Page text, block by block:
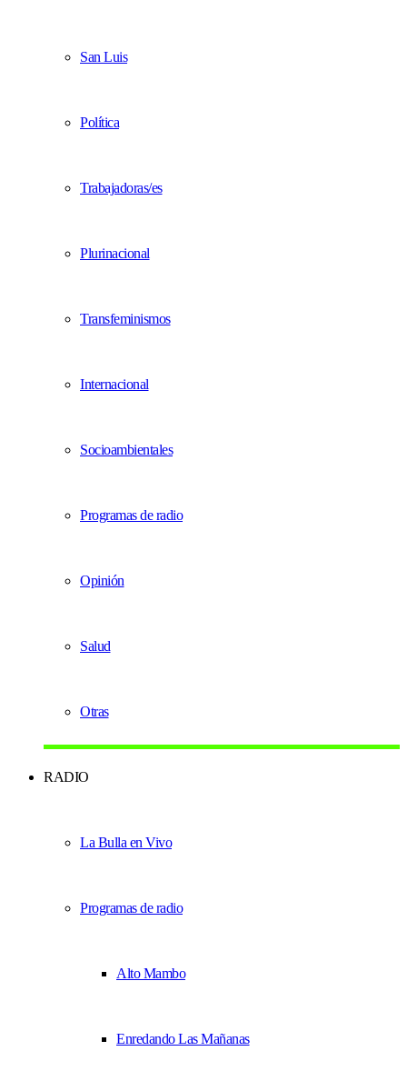
San Luis
Política
Trabajadoras/es
Plurinacional
Transfeminismos
Internacional
Socioambientales
Programas de radio
Opinión
Salud
Otras
RADIO
La Bulla en Vivo
Programas de radio
Alto Mambo
Enredando Las Mañanas